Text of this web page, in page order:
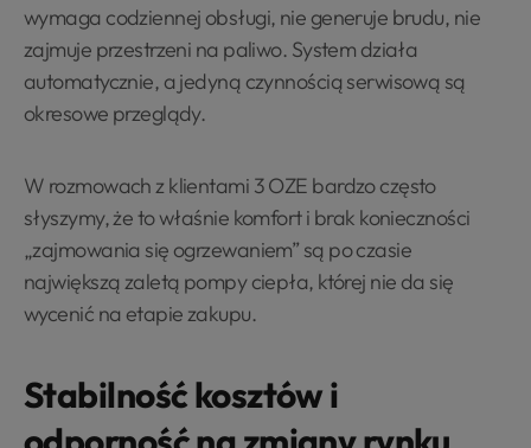
wymaga codziennej obsługi, nie generuje brudu, nie
zajmuje przestrzeni na paliwo. System działa
automatycznie, a jedyną czynnością serwisową są
okresowe przeglądy.
W rozmowach z klientami 3 OZE bardzo często
słyszymy, że to właśnie komfort i brak konieczności
„zajmowania się ogrzewaniem” są po czasie
największą zaletą pompy ciepła, której nie da się
wycenić na etapie zakupu.
Stabilność kosztów i